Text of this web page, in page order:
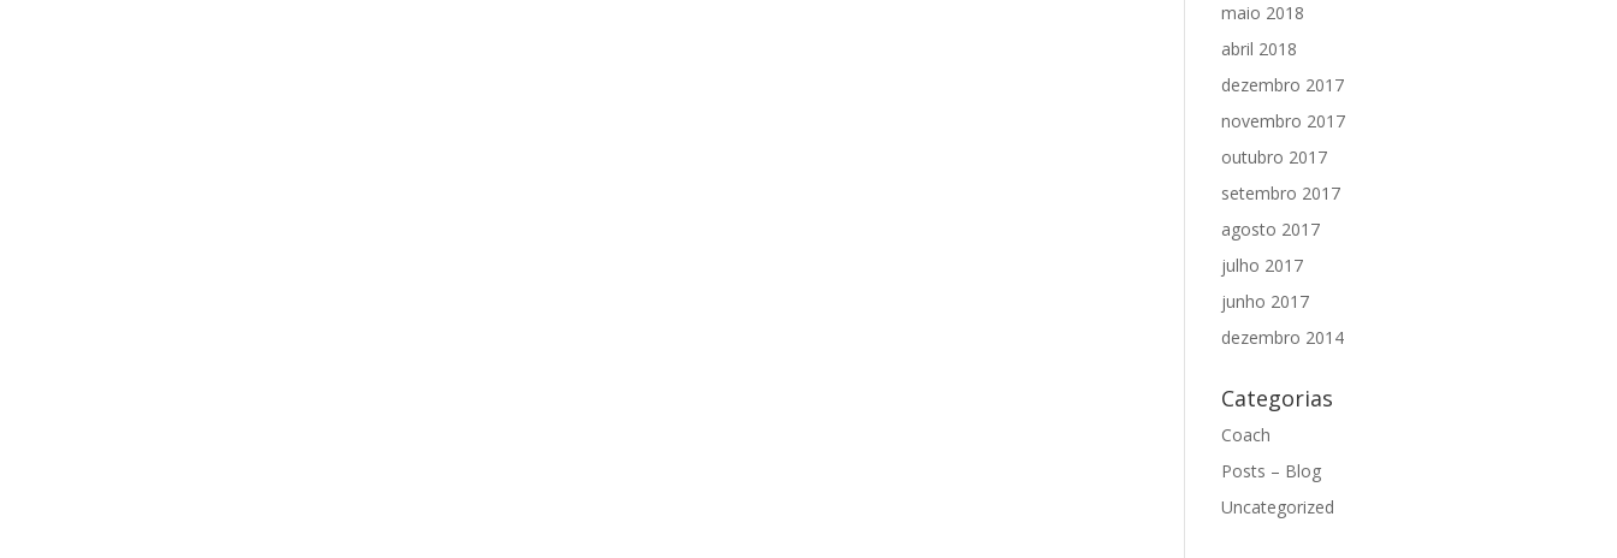
maio 2018
abril 2018
dezembro 2017
novembro 2017
outubro 2017
setembro 2017
agosto 2017
julho 2017
junho 2017
dezembro 2014
Categorias
Coach
Posts – Blog
Uncategorized